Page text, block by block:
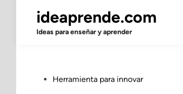
content
ideaprende.com
Ideas para enseñar y aprender
PostedHerramienta para innovar